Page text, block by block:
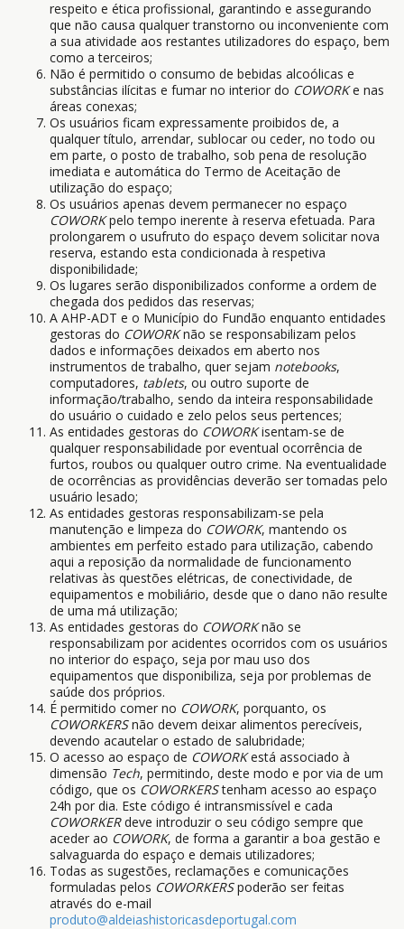
respeito e ética profissional, garantindo e assegurando
que não causa qualquer transtorno ou inconveniente com
a sua atividade aos restantes utilizadores do espaço, bem
como a terceiros;
Não é permitido o consumo de bebidas alcoólicas e
substâncias ilícitas e fumar no interior do COWORKe nas
áreas conexas;
Os usuários ficam expressamente proibidos de, a
qualquer título, arrendar, sublocar ou ceder, no todo ou
em parte, o posto de trabalho, sob pena de resolução
imediata e automática do Termo de Aceitação de
utilização do espaço;
Os usuários apenas devem permanecer no espaço
COWORKpelo tempo inerente à reserva efetuada. Para
prolongarem o usufruto do espaço devem solicitar nova
reserva, estando esta condicionada à respetiva
disponibilidade;
Os lugares serão disponibilizados conforme a ordem de
chegada dos pedidos das reservas;
A AHP-ADT e o Município do Fundão enquanto entidades
gestoras do COWORKnão se responsabilizam pelos
dados e informações deixados em aberto nos
instrumentos de trabalho, quer sejam notebooks,
computadores, tablets, ou outro suporte de
informação/trabalho, sendo da inteira responsabilidade
do usuário o cuidado e zelo pelos seus pertences;
As entidades gestoras do COWORKisentam-se de
qualquer responsabilidade por eventual ocorrência de
furtos, roubos ou qualquer outro crime. Na eventualidade
de ocorrências as providências deverão ser tomadas pelo
usuário lesado;
As entidades gestoras responsabilizam-se pela
manutenção e limpeza do COWORK, mantendo os
ambientes em perfeito estado para utilização, cabendo
aqui a reposição da normalidade de funcionamento
relativas às questões elétricas, de conectividade, de
equipamentos e mobiliário, desde que o dano não resulte
de uma má utilização;
As entidades gestoras do COWORKnão se
responsabilizam por acidentes ocorridos com os usuários
no interior do espaço, seja por mau uso dos
equipamentos que disponibiliza, seja por problemas de
saúde dos próprios.
É permitido comer no COWORK, porquanto, os
COWORKERSnão devem deixar alimentos perecíveis,
devendo acautelar o estado de salubridade;
O acesso ao espaço de COWORKestá associado à
dimensão Tech, permitindo, deste modo e por via de um
código, que os COWORKERStenham acesso ao espaço
24h por dia. Este código é intransmissível e cada
COWORKERdeve introduzir o seu código sempre que
aceder ao COWORK, de forma a garantir a boa gestão e
salvaguarda do espaço e demais utilizadores;
Todas as sugestões, reclamações e comunicações
formuladas pelos COWORKERSpoderão ser feitas
através do e-mail
produto@aldeiashistoricasdeportugal.com